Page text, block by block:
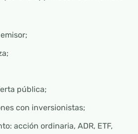
pública;
con inversionistas;
acción ordinaria, ADR, ETF,